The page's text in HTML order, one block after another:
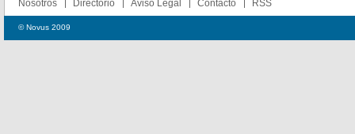
Nosotros Directorio Aviso Legal Contacto RSS
© Novus 2009